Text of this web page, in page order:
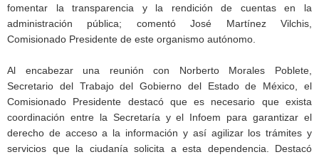
fomentar la transparencia y la rendición de cuentas en la
administración pública; comentó José Martínez Vilchis,
Comisionado Presidente de este organismo autónomo.
Al encabezar una reunión con Norberto Morales Poblete,
Secretario del Trabajo del Gobierno del Estado de México, el
Comisionado Presidente destacó que es necesario que exista
coordinación entre la Secretaría y el Infoem para garantizar el
derecho de acceso a la información y así agilizar los trámites y
servicios que la ciudanía solicita a esta dependencia. Destacó